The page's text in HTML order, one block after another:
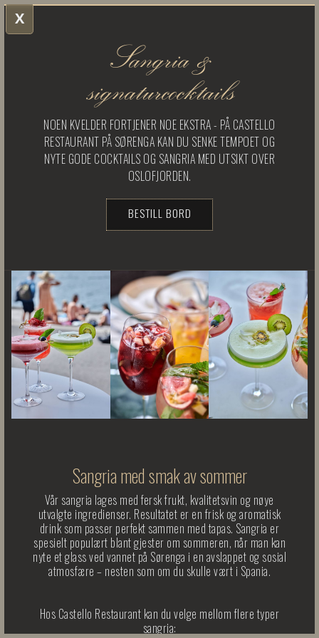
X
Sangria &
signaturcocktails
NOEN KVELDER FORTJENER NOE EKSTRA - PÅ CASTELLO
RESTAURANT PÅ SØRENGA KAN DU SENKE TEMPOET OG
NYTE GODE COCKTAILS OG SANGRIA MED UTSIKT OVER
OSLOFJORDEN.
BESTILL BORD
Sangria med smak av sommer
Vår sangria lages med fersk frukt, kvalitetsvin og nøye
utvalgte ingredienser. Resultatet er en frisk og aromatisk
drink som passer perfekt sammen med tapas. Sangria er
spesielt populært blant gjester om sommeren, når man kan
nyte et glass ved vannet på Sørenga i en avslappet og sosial
atmosfære – nesten som om du skulle vært i Spania.
Hos Castello Restaurant kan du velge mellom flere typer
sangria: